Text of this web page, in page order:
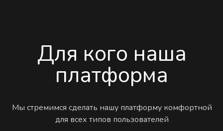
Для кого наша
платформа
Мы стремимся сделать нашу платформу комфортной
для всех типов пользователей